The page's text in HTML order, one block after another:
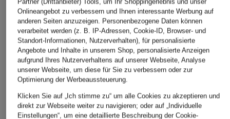
TOMMY HILFIGER
Pullover
CHF 75
Ursprünglich:CHF 169
PAUL
Cashmere-Pullover
CHF 189
NOWADAYS
CHF 109
Partner (Drittanbieter) Tools, um Ihr Shoppingerlebnis und unser
Onlineangebot zu verbessern und Ihnen interessante Werbung auf
anderen Seiten anzuzeigen. Personenbezogene Daten können
verarbeitet werden (z. B. IP-Adressen, Cookie-ID, Browser- und
Standort-Informationen, Nutzerverhalten), für personalisierte
Angebote und Inhalte in unserem Shop, personalisierte Anzeigen
aufgrund Ihres Nutzerverhaltens auf unserer Webseite, Analyse
unserer Webseite, um diese für Sie zu verbessern oder zur
Optimierung der Werbeaussteuerung.
Klicken Sie auf „Ich stimme zu“ um alle Cookies zu akzeptieren und
direkt zur Webseite weiter zu navigieren; oder auf „Individuelle
Einstellungen“, um eine detaillierte Beschreibung der Cookie-